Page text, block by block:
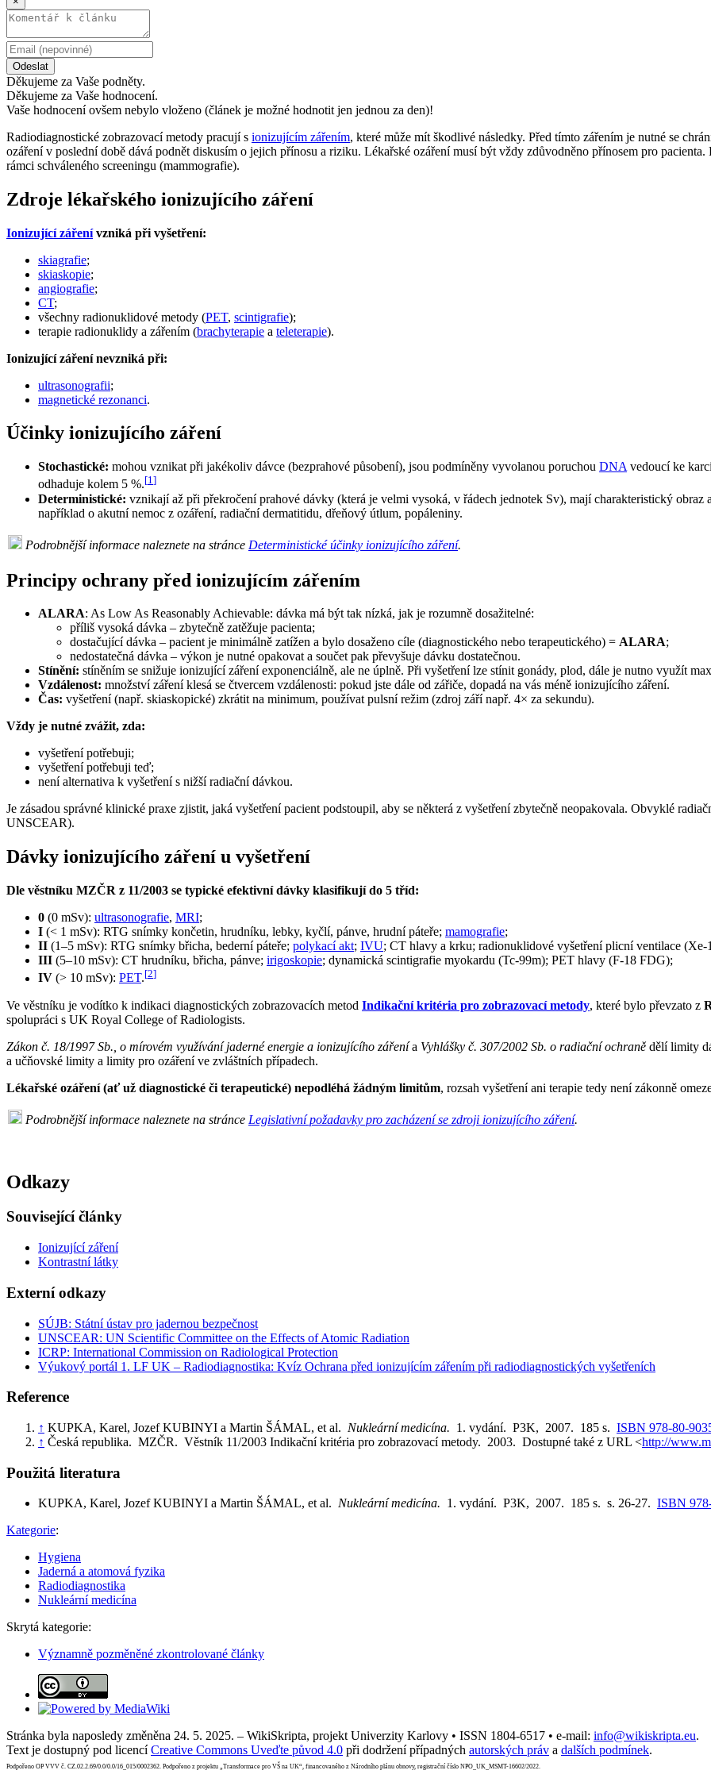
Odeslat
Děkujeme za Vaše podněty.
Děkujeme za Vaše hodnocení.
Vaše hodnocení ovšem nebylo vloženo (článek je možné hodnotit jen jednou za den)!
Radiodiagnostické zobrazovací metody pracují s ionizujícím zářením, které může mít škodlivé následky. Před tímto zářením je nutné se
ozáření v poslední době dává podnět diskusím o jejich přínosu a riziku. Lékařské ozáření musí být vždy zdůvodněno přínosem pro
rámci schváleného screeningu (mammografie).
Zdroje lékařského ionizujícího záření
Ionizující zářenívzniká při vyšetření:
skiagrafie;
skiaskopie;
angiografie;
CT;
všechny radionuklidové metody (PET, scintigrafie);
terapie radionuklidy a zářením (brachyterapie a teleterapie).
Ionizující záření nevzniká při:
ultrasonografii;
magnetické rezonanci.
Účinky ionizujícího záření
Stochastické: mohou vznikat při jakékoliv dávce (bezprahové působení), jsou podmíněny vyvolanou poruchou DNA vedoucí ke
odhaduje kolem 5 %.[1]
Deterministické: vznikají až při překročení prahové dávky (která je velmi vysoká, v řádech jednotek Sv), mají charakteristický
například o akutní nemoc z ozáření, radiační dermatitidu, dřeňový útlum, popáleniny.
Podrobnější informace naleznete na stránce Deterministické účinky ionizujícího záření.
Principy ochrany před ionizujícím zářením
ALARA: As Low As Reasonably Achievable: dávka má být tak nízká, jak je rozumně dosažitelné:
příliš vysoká dávka – zbytečně zatěžuje pacienta;
dostačující dávka – pacient je minimálně zatížen a bylo dosaženo cíle (diagnostického nebo terapeutického) = ALARA;
nedostatečná dávka – výkon je nutné opakovat a součet pak převyšuje dávku dostatečnou.
Stínění: stíněním se snižuje ionizující záření exponenciálně, ale ne úplně. Při vyšetření lze stínit gonády, plod, dále je nutno využít
Vzdálenost: množství záření klesá se čtvercem vzdálenosti: pokud jste dále od zářiče, dopadá na vás méně ionizujícího záření.
Čas: vyšetření (např. skiaskopické) zkrátit na minimum, používat pulsní režim (zdroj září např. 4× za sekundu).
Vždy je nutné zvážit, zda:
vyšetření potřebuji;
vyšetření potřebuji teď;
není alternativa k vyšetření s nižší radiační dávkou.
Je zásadou správné klinické praxe zjistit, jaká vyšetření pacient podstoupil, aby se některá z vyšetření zbytečně neopakovala. Obvyklé
UNSCEAR).
Dávky ionizujícího záření u vyšetření
Dle věstníku MZČR z 11/2003 se typické efektivní dávky klasifikují do 5 tříd:
0 (0 mSv): ultrasonografie, MRI;
I (< 1 mSv): RTG snímky končetin, hrudníku, lebky, kyčlí, pánve, hrudní páteře; mamografie;
II (1–5 mSv): RTG snímky břicha, bederní páteře; polykací akt; IVU; CT hlavy a krku; radionuklidové vyšetření plicní ventilace
III (5–10 mSv): CT hrudníku, břicha, pánve; irigoskopie; dynamická scintigrafie myokardu (Tc-99m); PET hlavy (F-18 FDG);
IV (> 10 mSv): PET.[2]
Ve věstníku je vodítko k indikaci diagnostických zobrazovacích metod Indikační kritéria pro zobrazovací metody, které bylo převzato z
spolupráci s UK Royal College of Radiologists.
Zákon č. 18/1997 Sb., o mírovém využívání jaderné energie a ionizujícího zářenía Vyhlášky č. 307/2002 Sb. o radiační ochraně dělí limity
a učňovské limity a limity pro ozáření ve zvláštních případech.
Lékařské ozáření (ať už diagnostické či terapeutické) nepodléhá žádným limitům, rozsah vyšetření ani terapie tedy není zákonně
Podrobnější informace naleznete na stránce Legislativní požadavky pro zacházení se zdroji ionizujícího záření.
Odkazy
Související články
Ionizující záření
Kontrastní látky
Externí odkazy
SÚJB: Státní ústav pro jadernou bezpečnost
UNSCEAR: UN Scientific Committee on the Effects of Atomic Radiation
ICRP: International Commission on Radiological Protection
Výukový portál 1. LF UK – Radiodiagnostika: Kvíz Ochrana před ionizujícím zářením při radiodiagnostických vyšetřeních
Reference
↑ KUPKA, Karel, Jozef KUBINYI a Martin ŠÁMAL, et al. Nukleární medicína. 1. vydání. P3K, 2007. 185 s. ISBN 978-80-
↑ Česká republika. MZČR. Věstník 11/2003 Indikační kritéria pro zobrazovací metody. 2003. Dostupné také z URL <http://
Použitá literatura
KUPKA, Karel, Jozef KUBINYI a Martin ŠÁMAL, et al. Nukleární medicína. 1. vydání. P3K, 2007. 185 s. s. 26-27. ISBN
Kategorie:
Hygiena
Jaderná a atomová fyzika
Radiodiagnostika
Nukleární medicína
Skrytá kategorie:
Významně pozměněné zkontrolované články
Stránka byla naposledy změněna 24. 5. 2025. – WikiSkripta, projekt Univerzity Karlovy • ISSN 1804-6517 • e-mail: info@wikiskripta.eu.
Text je dostupný pod licencíCreative Commons Uveďte původ 4.0 při dodržení případných autorských práv a dalších podmínek.
Podpořeno OP VVV č. CZ.02.2.69/0.0/0.0/16_015/0002362. Podpořeno z projektu „Transformace pro VŠ na UK“, financovaného z Národního plánu obnovy, registrační číslo NPO_UK_MSMT-16602/2022.